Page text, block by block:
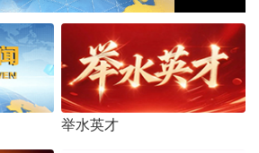
举水英才